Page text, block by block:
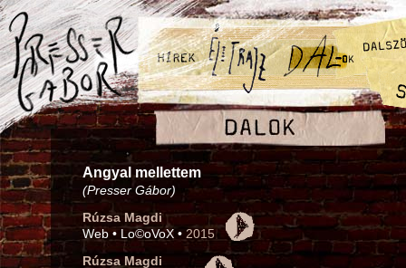
Angyal mellettem
(Presser Gábor)
Rúzsa Magdi
Web • Lo©oVoX • 2015
Rúzsa Magdi